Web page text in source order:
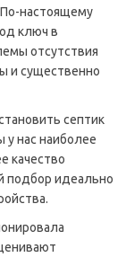
настоящему
ключ в
отсутствия
и существенно
септик
у нас наиболее
качество
подбор идеально